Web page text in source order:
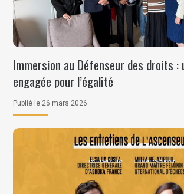
Immersion au Défenseur des droits :
engagée pour l’égalité
Publié le 26 mars 2026